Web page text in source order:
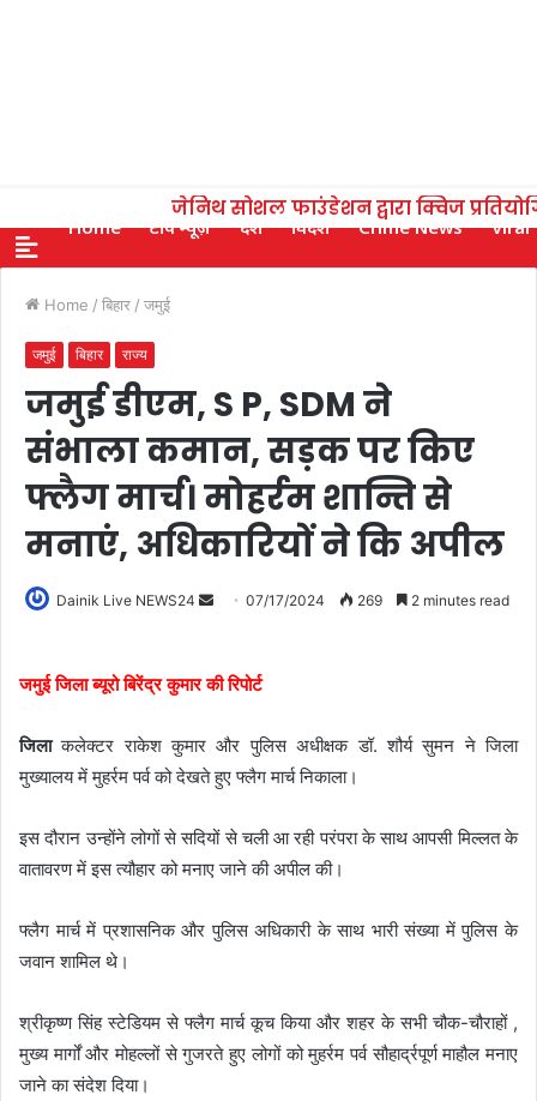
जेनिथ सोशल फाउंडेशन द्वारा क्विज
Home टॉप न्यूज़ देश विदेश Crime News Viral
Home / बिहार / जमुई
जमुई बिहार राज्य
जमुई डीएम, S P, SDM ने
संभाला कमान, सड़क पर किए
फ्लैग मार्च। मोहर्रम शान्ति से
मनाएं, अधिकारियों ने कि अपील
Dainik Live NEWS24 07/17/2024 269 2 minutes read
जमुई जिला ब्यूरो बिरेंद्र कुमार की रिपोर्ट
जिलाकलेक्टर राकेश कुमार और पुलिस अधीक्षक डॉ. शौर्य सुमन ने जिला
मुख्यालय में मुहर्रम पर्व को देखते हुए फ्लैग मार्च निकाला।
इस दौरान उन्होंने लोगों से सदियों से चली आ रही परंपरा के साथ आपसी मिल्लत के
वातावरण में इस त्यौहार को मनाए जाने की अपील की।
फ्लैग मार्च में प्रशासनिक और पुलिस अधिकारी के साथ भारी संख्या में पुलिस के
जवान शामिल थे।
श्रीकृष्ण सिंह स्टेडियम से फ्लैग मार्च कूच किया और शहर के सभी चौक-चौराहों ,
मुख्य मार्गों और मोहल्लों से गुजरते हुए लोगों को मुहर्रम पर्व सौहार्द्रपूर्ण माहौल मनाए
जाने का संदेश दिया।